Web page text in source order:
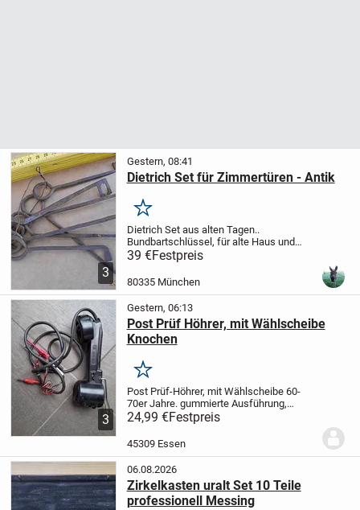
3
Gestern, 08:41
Dietrich Set für Zimmertüren - Antik
Merken
Dietrich Set aus alten Tagen..
Bundbartschlüssel, für alte Haus und
Zimmertüren, Nichtraucherhaushalt,
Besichtigung erwünscht, Verkaufspreis
39 € - Versand möglich (wird gut
verpackt) 6 € -...
39 €Festpreis
80335 München
3
Gestern, 06:13
Post Prüf Höhrer, mit Wählscheibe
Knochen
Merken
Post Prüf-Höhrer, mit Wählscheibe 60-
70er Jahre. gummierte Ausführung,
seltenes Exemplar.PayPal erwünscht.
Versand: 6,99€
24,99 €Festpreis
45309 Essen
06.08.2026
Zirkelkasten uralt Set 10 Teile
professionell Messing